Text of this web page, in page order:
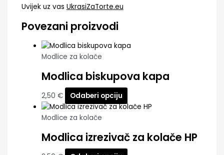
Uvijek uz vas UkrasiZaTorte.eu
Povezani proizvodi
Modlice za kolače
Modlica biskupova kapa
2,50 € Odaberi opciju
Modlice za kolače
Modlica izrezivač za kolače HP